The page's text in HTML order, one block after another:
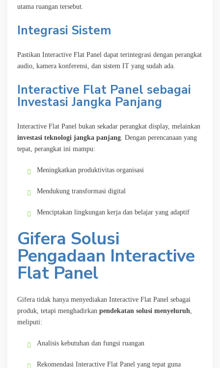
utama ruangan tersebut.
Integrasi Sistem
Pastikan Interactive Flat Panel dapat terintegrasi dengan perangkat
audio, kamera konferensi, dan sistem IT yang sudah ada.
Interactive Flat Panel sebagai
Investasi Jangka Panjang
Interactive Flat Panel bukan sekadar perangkat display, melainkan
investasi teknologi jangka panjang. Dengan perencanaan yang
tepat, perangkat ini mampu:
Meningkatkan produktivitas organisasi
Mendukung transformasi digital
Menciptakan lingkungan kerja dan belajar yang adaptif
Gifera Solusi
Pengadaan Interactive
Flat Panel
Gifera tidak hanya menyediakan Interactive Flat Panel sebagai
produk, tetapi menghadirkan pendekatan solusi menyeluruh,
meliputi:
Analisis kebutuhan dan fungsi ruangan
Rekomendasi Interactive Flat Panel yang tepat guna